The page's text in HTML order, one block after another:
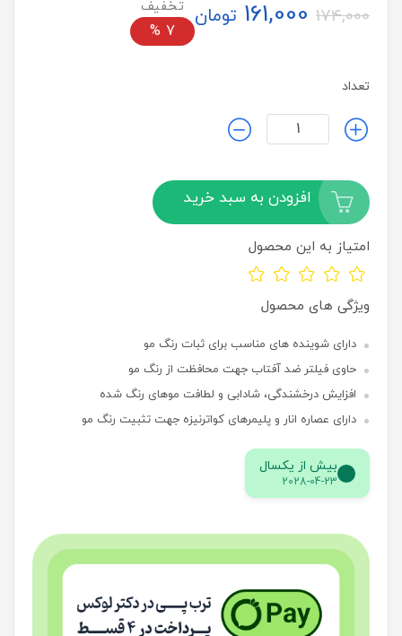
174,000 تومان
7
%
تعداد
افزودن به سبد خرید
امتیاز به این محصول
ویژگی های محصول
دارای شوینده های مناسب برای ثبات رنگ مو
حاوی فیلتر ضد آفتاب جهت محافظت از رنگ مو
افزایش درخشندگی، شادابی و لطافت موهای رنگ شده
دارای عصاره انار و پلیمرهای کواترنیزه جهت تثبیت رنگ مو
بیش از یکسال
2028-04-23